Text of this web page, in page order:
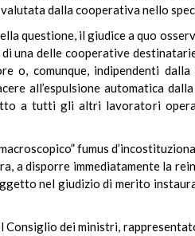
dalla cooperativa nello
questione, il giudice a quo
una delle cooperative
o, comunque, indipendenti
all’espulsione automatica
a tutti gli altri lavoratori
fumus
a disporre immediatamente la
nel giudizio di merito
dei ministri,